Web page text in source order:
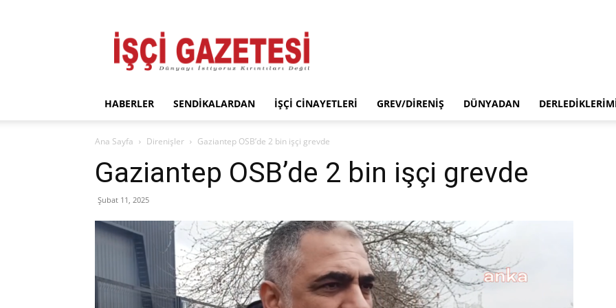
Gazetesi
HABERLER SENDIKALARDAN İŞÇI CINAYETLERI GREV/DIRENIŞ DÜNYADAN
Ana Sayfa Direnişler Gaziantep OSB’de 2 bin işçi grevde
Gaziantep OSB’de 2 bin işçi grevde
Şubat 11, 2025